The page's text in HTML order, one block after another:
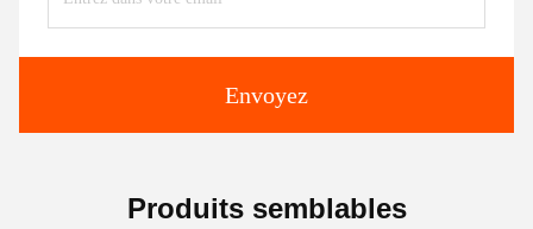
Envoyez
Produits semblables